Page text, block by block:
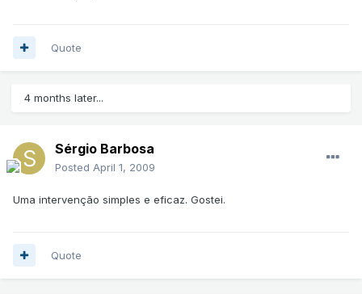
Quote
4 months later...
Sérgio Barbosa
Posted April 1, 2009
Uma intervenção simples e eficaz. Gostei.
Quote